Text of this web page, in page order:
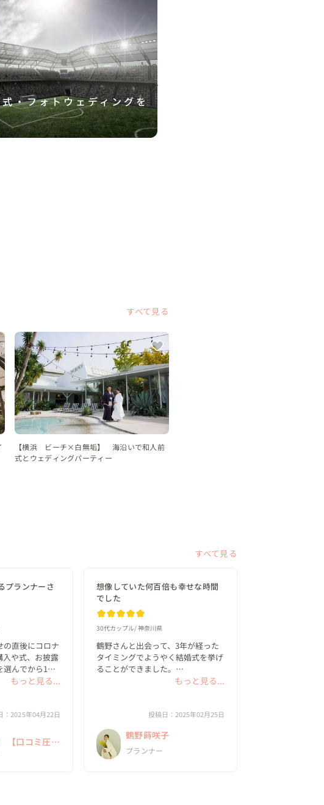
・フォトウェディングを
すべて見る
【横浜 ビーチ×白無垢】 海沿いで和人前
式とウェディングパーティー
すべて見る
プランナーさ
の直後にコロナ
入や式、お披露
選んでから1年
が二転三転し
からなくなって
もっと見る...
：2025年04月22日
【口コミ圧倒
NO」とは
想像していた何百倍も幸せな時間
でした
30代カップル 神奈川県
鶴野さんと出会って、3年が経った
タイミングでようやく結婚式を挙げ
ることができました。
本来予定していた私たちの結婚式は
冬…と何度も延期し、ようやく開催
と思った矢先に会場から「アルコー
ル提供不可...
もっと見る...
投稿日：2025年02月25日
鶴野蒔咲子
プランナー